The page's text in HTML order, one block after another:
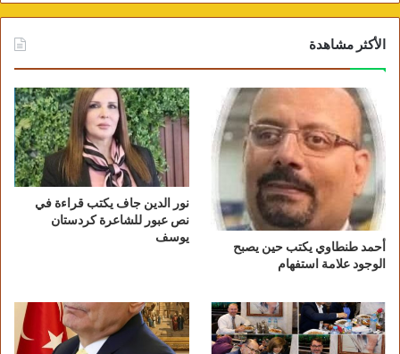
الأكثر مشاهدة
أحمد طنطاوي يكتب حين يصبح
الوجود علامة استفهام
نور الدين جاف يكتب قراءة في
نص عبور للشاعرة كردستان
يوسف